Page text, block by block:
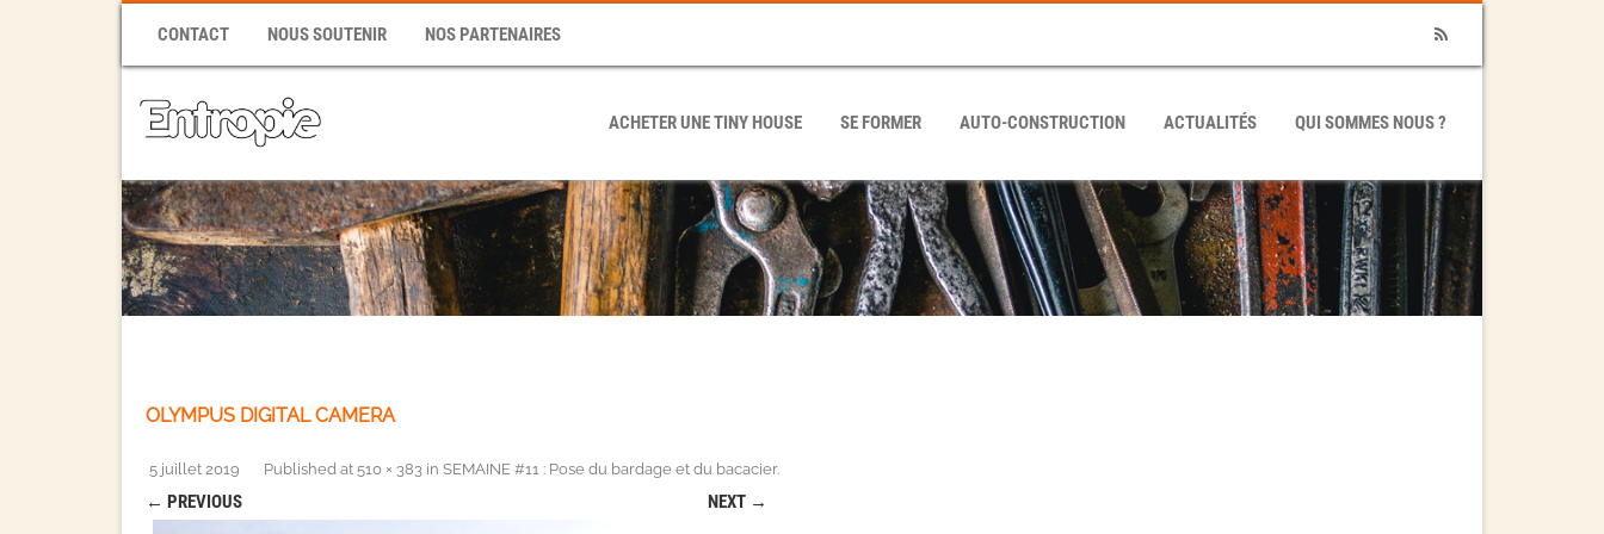
CONTACT NOUS SOUTENIR NOS PARTENAIRES
ACHETER UNE TINY HOUSE SE FORMER AUTO-CONSTRUCTION ACTUALITÉS QUI SOMMES NOUS ?
OLYMPUS DIGITAL CAMERA
Published
5 juillet 2019 at 510 × 383 in SEMAINE #11 : Pose du bardage et du bacacier.
← PREVIOUS NEXT →